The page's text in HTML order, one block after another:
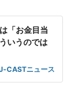
「お金目当
いうのでは
CASTニュース